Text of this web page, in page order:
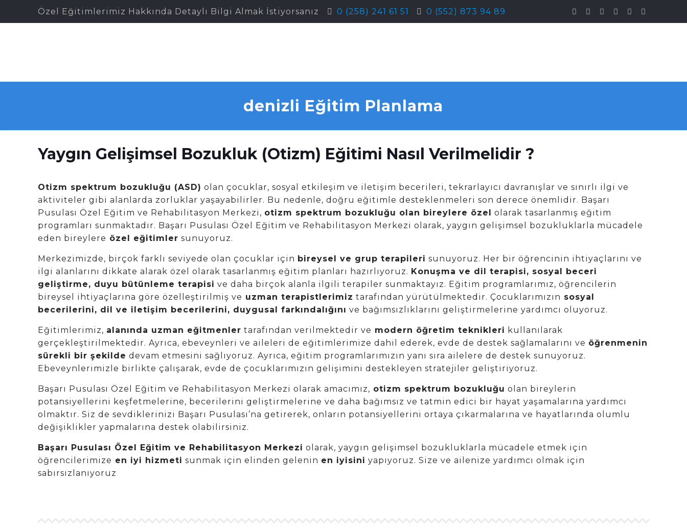
Özel Eğitimlerimiz Hakkında Detaylı Bilgi Almak İstiyorsanız 0 (258) 241 61 51 0 (552) 873 94 89
denizli Eğitim Planlama
Yaygın Gelişimsel Bozukluk (Otizm) Eğitimi Nasıl Verilmelidir ?
Otizm spektrum bozukluğu (ASD) olan çocuklar, sosyal etkileşim ve iletişim becerileri, tekrarlayıcı davranışlar ve sınırlı ilgi ve
aktiviteler gibi alanlarda zorluklar yaşayabilirler. Bu nedenle, doğru eğitimle desteklenmeleri son derece önemlidir. Başarı
Pusulası Özel Eğitim ve Rehabilitasyon Merkezi, otizm spektrum bozukluğu olan bireylere özel olarak tasarlanmış eğitim
programları sunmaktadır. Başarı Pusulası Özel Eğitim ve Rehabilitasyon Merkezi olarak, yaygın gelişimsel bozukluklarla mücadele
eden bireylere özel eğitimler sunuyoruz.
Merkezimizde, birçok farklı seviyede olan çocuklar için bireysel ve grup terapileri sunuyoruz. Her bir öğrencinin ihtiyaçlarını ve
ilgi alanlarını dikkate alarak özel olarak tasarlanmış eğitim planları hazırlıyoruz. Konuşma ve dil terapisi, sosyal beceri
geliştirme, duyu bütünleme terapisi ve daha birçok alanla ilgili terapiler sunmaktayız. Eğitim programlarımız, öğrencilerin
bireysel ihtiyaçlarına göre özelleştirilmiş ve uzman terapistlerimiz tarafından yürütülmektedir. Çocuklarımızın sosyal
becerilerini, dil ve iletişim becerilerini, duygusal farkındalığını ve bağımsızlıklarını geliştirmelerine yardımcı oluyoruz.
Eğitimlerimiz, alanında uzman eğitmenler tarafından verilmektedir ve modern öğretim teknikleri kullanılarak
gerçekleştirilmektedir. Ayrıca, ebeveynleri ve aileleri de eğitimlerimize dahil ederek, evde de destek sağlamalarını ve öğrenmenin
sürekli bir şekilde devam etmesini sağlıyoruz. Ayrıca, eğitim programlarımızın yanı sıra ailelere de destek sunuyoruz.
Ebeveynlerimizle birlikte çalışarak, evde de çocuklarımızın gelişimini destekleyen stratejiler geliştiriyoruz.
Başarı Pusulası Özel Eğitim ve Rehabilitasyon Merkezi olarak amacımız, otizm spektrum bozukluğu olan bireylerin
potansiyellerini keşfetmelerine, becerilerini geliştirmelerine ve daha bağımsız ve tatmin edici bir hayat yaşamalarına yardımcı
olmaktır. Siz de sevdiklerinizi Başarı Pusulası’na getirerek, onların potansiyellerini ortaya çıkarmalarına ve hayatlarında olumlu
değişiklikler yapmalarına destek olabilirsiniz.
Başarı Pusulası Özel Eğitim ve Rehabilitasyon Merkezi olarak, yaygın gelişimsel bozukluklarla mücadele etmek için
öğrencilerimize en iyi hizmeti sunmak için elinden gelenin en iyisini yapıyoruz. Size ve ailenize yardımcı olmak için
sabırsızlanıyoruz